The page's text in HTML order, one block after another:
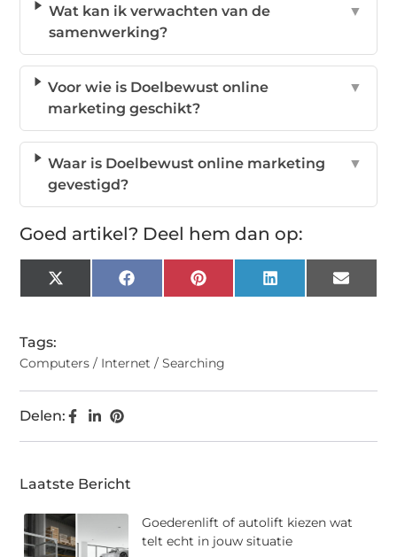
Wat kan ik verwachten van de
samenwerking?
▼
Voor wie is Doelbewust online
marketing geschikt?
▼
Waar is Doelbewust online marketing
gevestigd?
▼
Goed artikel? Deel hem dan op:
X
(Twitter)
FacebookPinterest LinkedIn Email
Tags:
Computers / Internet / Searching
Delen:
Laatste Bericht
Goederenlift of autolift kiezen wat
telt echt in jouw situatie